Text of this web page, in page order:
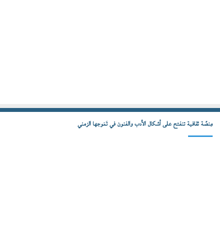
مِنصّة ثقافية تنفتح على أشكال الأدب والفنون في تَمَوجها الزمني